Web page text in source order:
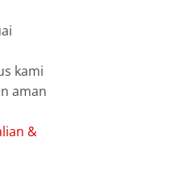
kami
aman
&